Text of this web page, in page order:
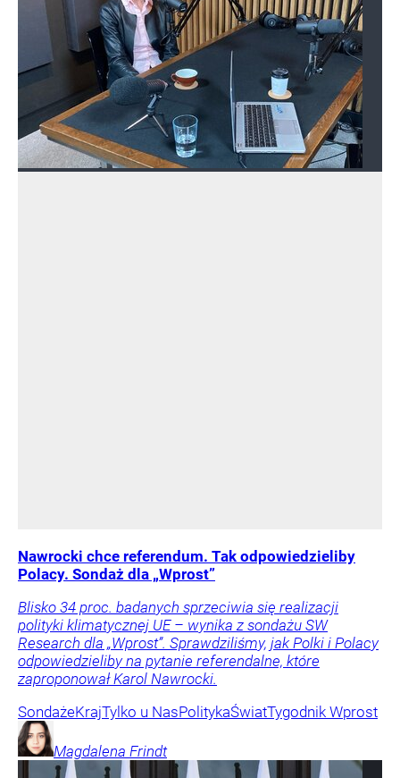
Nawrocki chce referendum. Tak odpowiedzieliby
Polacy. Sondaż dla „Wprost”
Blisko 34 proc. badanych sprzeciwia się realizacji
polityki klimatycznej UE – wynika z sondażu SW
Research dla „Wprost”. Sprawdziliśmy, jak Polki i Polacy
odpowiedzieliby na pytanie referendalne, które
zaproponował Karol Nawrocki.
SondażeKrajTylko u NasPolitykaŚwiatTygodnik Wprost
Magdalena Frindt